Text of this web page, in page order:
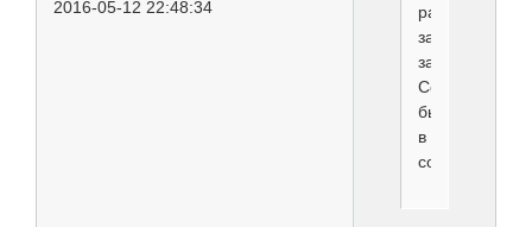
2016-05-12 22:48:34
раз
заводчики
забрали.
Собака
была
в
совладении.